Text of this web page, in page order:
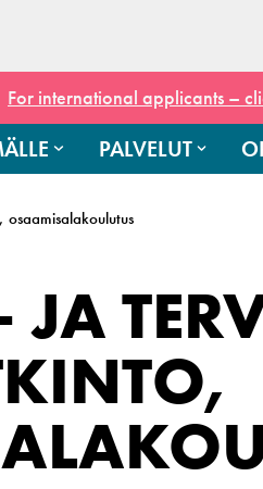
For international applicants –
PALVELUT